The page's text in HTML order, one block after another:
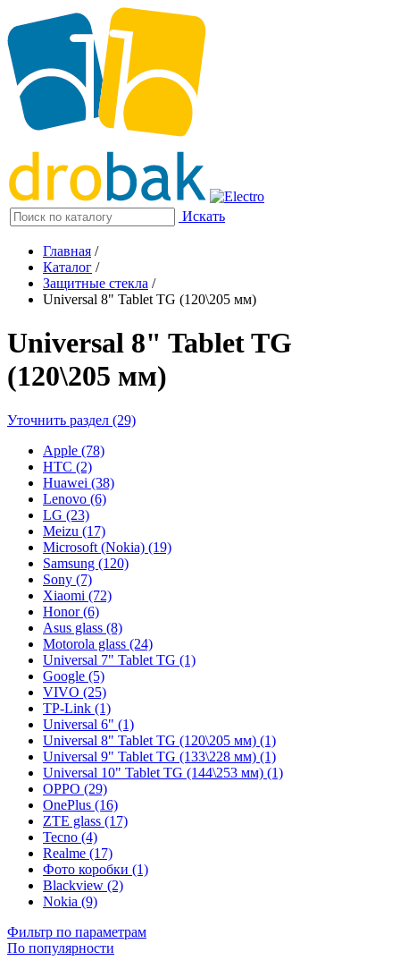
Искать
Главная /
Каталог /
Защитные стекла /
Universal 8" Tablet TG (120\205 мм)
Universal 8" Tablet TG
(120\205 мм)
Уточнить раздел (29)
Apple (78)
HTC (2)
Huawei (38)
Lenovo (6)
LG (23)
Meizu (17)
Microsoft (Nokia) (19)
Samsung (120)
Sony (7)
Xiaomi (72)
Honor (6)
Asus glass (8)
Motorola glass (24)
Universal 7" Tablet TG (1)
Google (5)
VIVO (25)
TP-Link (1)
Universal 6" (1)
Universal 8" Tablet TG (120\205 мм) (1)
Universal 9" Tablet TG (133\228 мм) (1)
Universal 10" Tablet TG (144\253 мм) (1)
OPPO (29)
OnePlus (16)
ZTE glass (17)
Tecno (4)
Realme (17)
Фото коробки (1)
Blackview (2)
Nokia (9)
Фильтр по параметрам
По популярности